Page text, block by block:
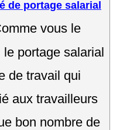
de portage salarial
vous le
portage salarial
de travail qui
aux travailleurs
bon nombre de